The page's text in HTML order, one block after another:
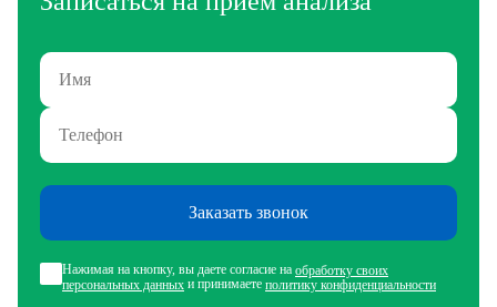
Заказать звонок
Нажимая на кнопку, вы даете согласие на обработку своих
персональных данных и принимаете политику конфиденциальности